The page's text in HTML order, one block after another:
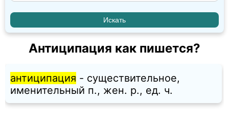
Антиципация как пишется?
антиципация - существительное,
именительный п., жен. p., ед. ч.